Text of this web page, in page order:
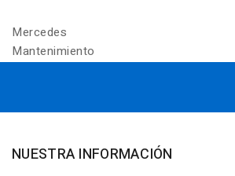
Mercedes
Mantenimiento
NUESTRA INFORMACIÓN